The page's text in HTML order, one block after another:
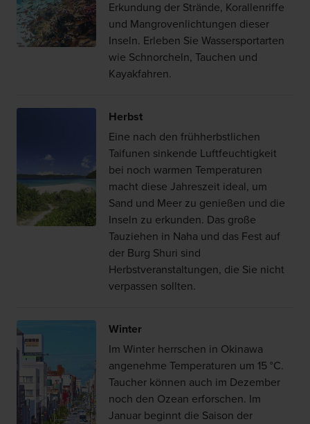
Erkundung der Strände, Korallenriffe
und Mangrovenlichtungen dieser
Inseln. Erleben Sie Wassersportarten
wie Schnorcheln, Tauchen und
Kayakfahren.
Herbst
Eine nach den frühherbstlichen
Taifunen sinkende Luftfeuchtigkeit
bei noch warmen Temperaturen
macht diese Jahreszeit ideal, um
Sand und Meer zu genießen und die
Inseln zu erkunden. Das große
Tauziehen in Naha und das Fest auf
der Burg Shuri sind
Herbstveranstaltungen, die Sie nicht
verpassen sollten.
Winter
Im Winter herrschen in Okinawa
angenehme Temperaturen um 15 °C.
Taucher können auch im Dezember
noch den Ozean erforschen. Im
Januar beginnt die Saison der